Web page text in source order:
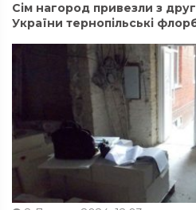
Сім нагород привезли з
України тернопільські